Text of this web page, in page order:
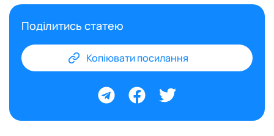
Поділитись статею
Копіювати посилання